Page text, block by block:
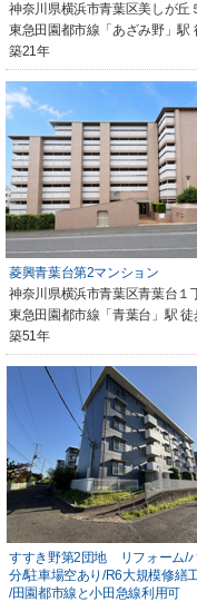
神奈川県横浜市青葉区美しが丘
東急田園都市線「あざみ野」駅
築21年
菱興青葉台第2マンション
神奈川県横浜市青葉区青葉台１
東急田園都市線「青葉台」駅 徒
築51年
すすき野第2団地 リフォーム/
分/駐車場空あり/R6大規模修繕
/田園都市線と小田急線利用可